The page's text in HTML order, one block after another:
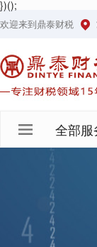
})();
欢迎来到鼎泰财税
全部服